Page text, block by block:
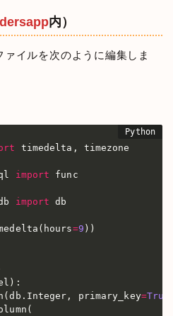
内）
イルを次のように編集しま
timedelta , timezone
import func
import db
( hours=9 ) )
) :
(db . Integer , primary_key=True
(